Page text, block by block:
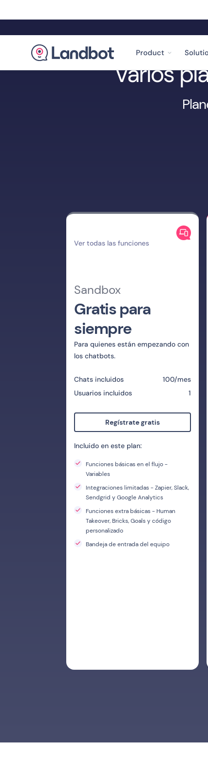
Product
Varios
Sandbox
Gratis para
siempre
Para quienes están empezando con
los chatbots.
Chats incluidos
100/mes
Usuarios incluidos
1
Regístrate gratis
Incluido en este plan:
Funciones básicas en el flujo -
Variables
Integraciones limitadas - Zapier, Slack,
Sendgrid y Google Analytics
Funciones extra básicas - Human
Takeover, Bricks, Goals y código
personalizado
Bandeja de entrada del equipo
Ver todas las funciones